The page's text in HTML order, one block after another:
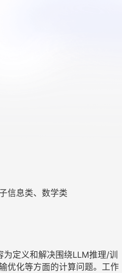
信息类、数学类
为定义和解决围绕LLM推理/训
优化等方面的计算问题。工作